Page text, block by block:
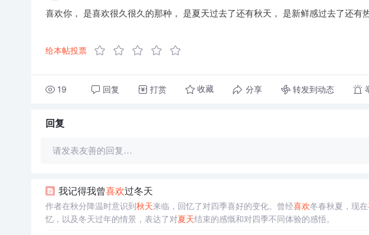
喜欢你， 是喜欢很久很久的那种， 是夏天过去了还有秋天， 是新鲜感过去了还有
给本帖投票
19 回复 打赏 收藏 分享 转发到动态
回复
请发表友善的回复…
我记得我曾喜欢过冬天
作者在秋分降温时意识到秋天来临，回忆了对四季喜好的变化。曾经喜欢冬春秋夏，现在
忆，以及冬天过年的情景，表达了对夏天结束的感慨和对四季不同体验的感悟。